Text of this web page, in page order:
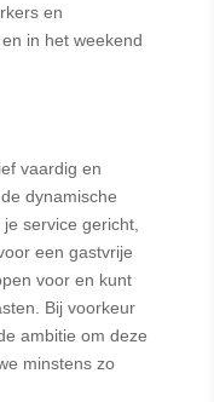
en
in het weekend
vaardig en
dynamische
service gericht,
een gastvrije
voor en kunt
Bij voorkeur
ambitie om deze
minstens zo